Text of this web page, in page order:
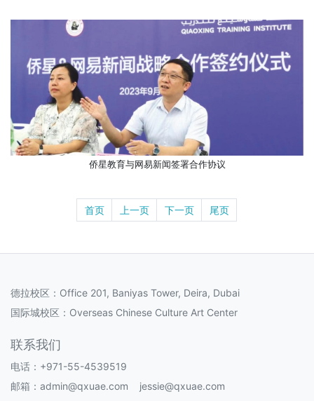
侨星教育与网易新闻签署合作协议
首页 上一页 下一页 尾页
德拉校区：Office 201, Baniyas Tower, Deira, Dubai
国际城校区：Overseas Chinese Culture Art Center
联系我们
电话：+971-55-4539519
邮箱：admin@qxuae.com jessie@qxuae.com